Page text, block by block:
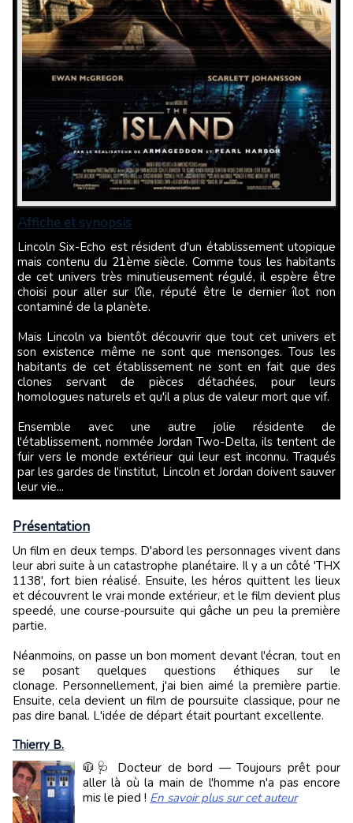
Affiche et synopsis
Lincoln Six-Echo est résident d'un établissement utopique
mais contenu du 21ème siècle. Comme tous les habitants
de cet univers très minutieusement régulé, il espère être
choisi pour aller sur l'île, réputé être le dernier îlot non
contaminé de la planète.
Mais Lincoln va bientôt découvrir que tout cet univers et
son existence même ne sont que mensonges. Tous les
habitants de cet établissement ne sont en fait que des
clones servant de pièces détachées, pour leurs
homologues naturels et qu'il a plus de valeur mort que vif.
Ensemble avec une autre jolie résidente de
l'établissement, nommée Jordan Two-Delta, ils tentent de
fuir vers le monde extérieur qui leur est inconnu. Traqués
par les gardes de l'institut, Lincoln et Jordan doivent sauver
leur vie...
Présentation
Un film en deux temps. D'abord les personnages vivent dans
leur abri suite à un catastrophe planétaire. Il y a un côté 'THX
1138', fort bien réalisé. Ensuite, les héros quittent les lieux
et découvrent le vrai monde extérieur, et le film devient plus
speedé, une course-poursuite qui gâche un peu la première
partie.
Néanmoins, on passe un bon moment devant l'écran, tout en
se posant quelques questions éthiques sur le
clonage. Personnellement, j'ai bien aimé la première partie.
Ensuite, cela devient un film de poursuite classique, pour ne
pas dire banal. L'idée de départ était pourtant excellente.
Thierry B.
🧥🩺 Docteur de bord — Toujours prêt pour
aller là où la main de l'homme n'a pas encore
mis le pied ! En savoir plus sur cet auteur